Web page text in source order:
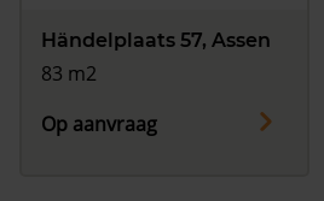
Händelplaats 57, Assen
83 m2
Op aanvraag